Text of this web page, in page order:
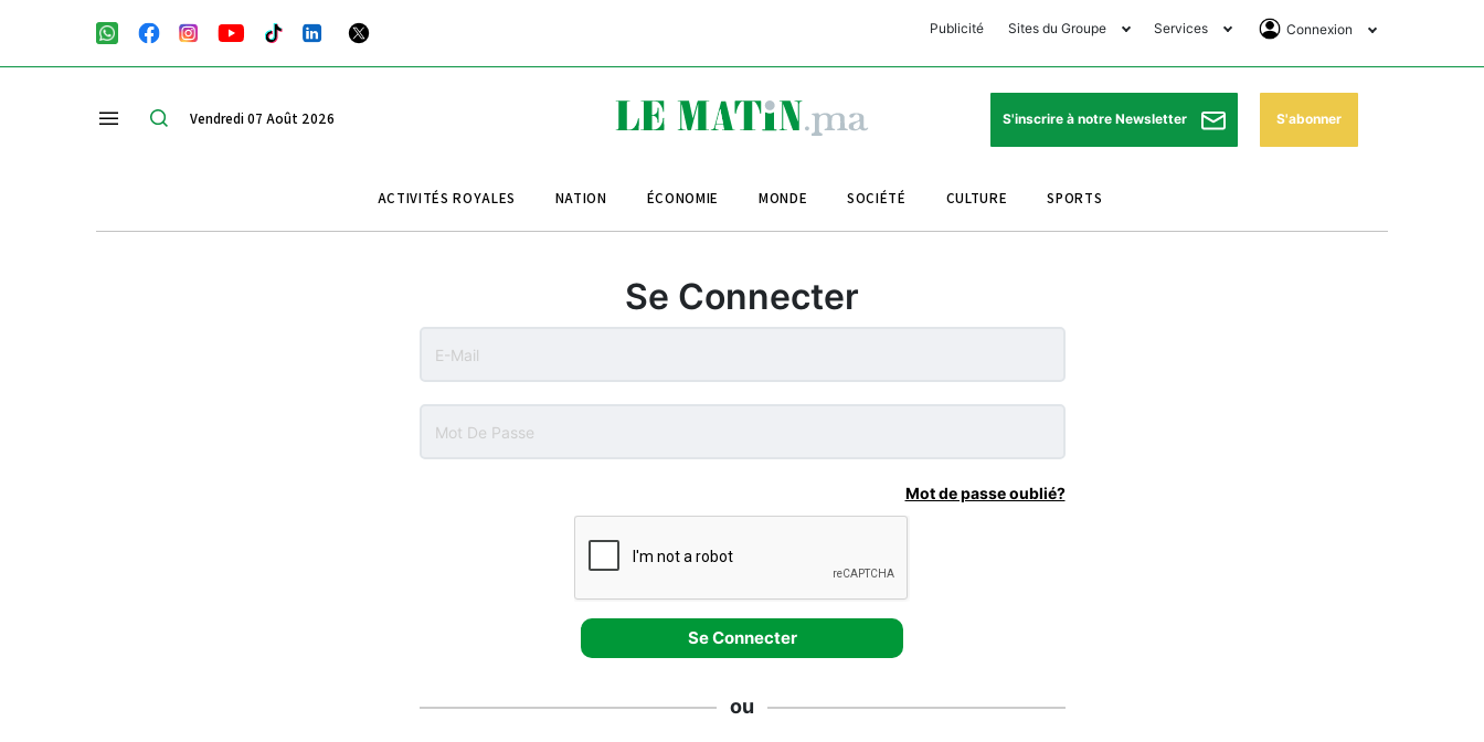
Publicité Sites du Groupe
Club Avantages
Le Matin Sports
Le Matin Store
Services
Horaires de prières
Pharmacies de garde
Programme TV
Connexion
Se Connecter
Abonnement
Vendredi 07 Août 2026 S'inscrire à notre Newsletter S'abonner
ACTIVITÉS ROYALES NATION ÉCONOMIE MONDE SOCIÉTÉ CULTURE SPORTS
Se Connecter
Mot de passe oublié?
ou